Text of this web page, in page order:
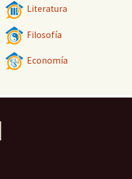
Literatura
Filosofía
Economía